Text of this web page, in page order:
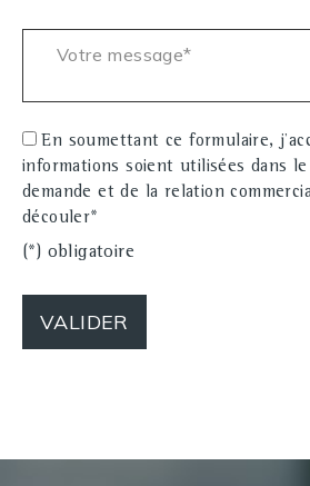
En soumettant ce formulaire,
informations soient utilisées dans le
demande et de la relation
découler*
(*) obligatoire